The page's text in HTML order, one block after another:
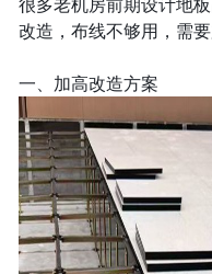
很多老机房前期设计地
改造，布线不够用，需要
一、加高改造方案